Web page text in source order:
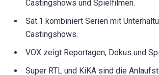
Castingshows und Spielfilmen.
Sat.1 kombiniert Serien mit
Castingshows.
VOX zeigt Reportagen, Dokus und
Super RTL und KiKA sind die